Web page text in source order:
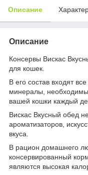
Описание
Описание
Консервы Вискас
для кошек.
В его состав входят
минералы,
вашей кошки каждый
Вискас Вкусный обед
ароматизаторов,
вкуса.
В рацион домашнего
консервированный
являются высокая